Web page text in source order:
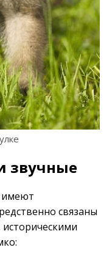
звучные
имеют
связаны